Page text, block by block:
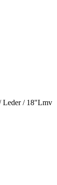
Leder / 18"Lmv